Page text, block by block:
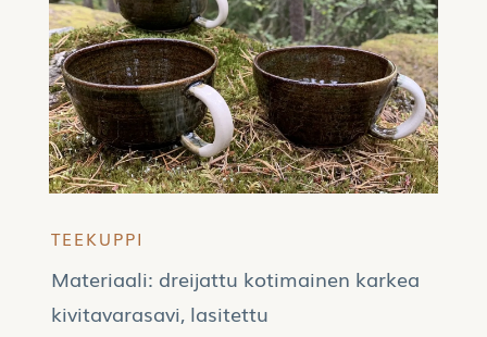
TEEKUPPI
Materiaali: dreijattu kotimainen karkea
kivitavarasavi, lasitettu